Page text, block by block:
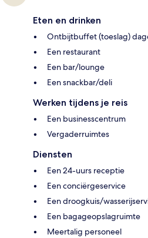
Eten en drinken
Ontbijtbuffet (toeslag)
Een restaurant
Een bar/lounge
Een snackbar/deli
Werken tijdens je reis
Een businesscentrum
Vergaderruimtes
Diensten
Een 24-uurs receptie
Een conciërgeservice
Een droogkuis/
Een bagageopslagruimte
Meertalig personeel